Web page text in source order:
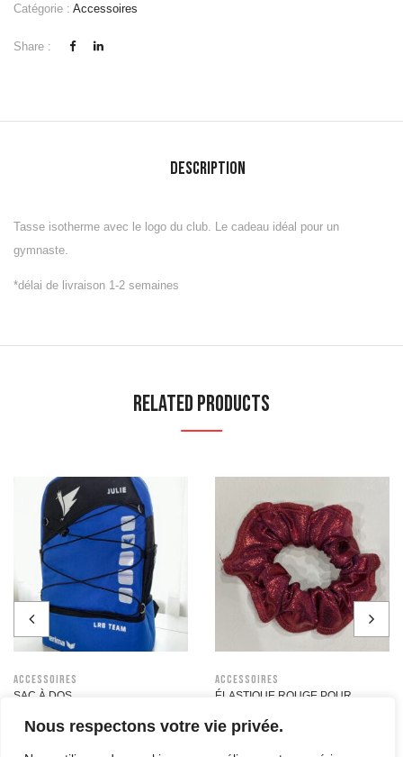
Nous respectons votre vie privée.
Catégorie : Accessoires
Share :
Description
Tasse isotherme avec le logo du club. Le cadeau idéal pour un
gymnaste.
*délai de livraison 1-2 semaines
Related Products
Accessoires
SAC À DOS
Accessoires
ÉLASTIQUE ROUGE POUR
5,00€